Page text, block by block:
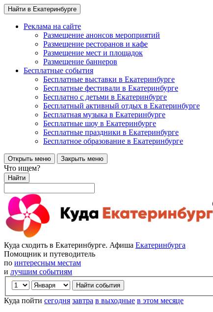
Найти в Екатеринбурге
Реклама на сайте
Размещение анонсов мероприятий
Размещение ресторанов и кафе
Размещение мест и площадок
Размещение баннеров
Бесплатные события
Бесплатные выставки в Екатеринбурге
Бесплатные фестивали в Екатеринбурге
Бесплатно с детьми в Екатеринбурге
Бесплатный активный отдых в Екатеринбурге
Бесплатная музыка в Екатеринбурге
Бесплатные шоу в Екатеринбурге
Бесплатные праздники в Екатеринбурге
Бесплатное образование в Екатеринбурге
Открыть меню Закрыть меню
Что ищем?
Найти
Куда сходить в Екатеринбурге. Афиша Екатеринбурга
Помощник и путеводитель
по интересным местам
и лучшим событиям
Куда пойти сегодня завтра в выходные в этом месяце